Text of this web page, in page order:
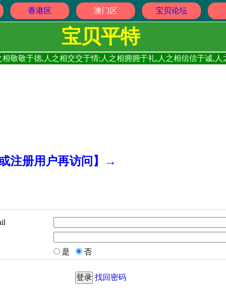
香港区 澳门区 宝贝论坛
宝贝平特
相敬敬于德,人之相交交于情;人之相拥拥于礼,人之相信信于诚,人
注册用户再访问】→
是 否
找回密码